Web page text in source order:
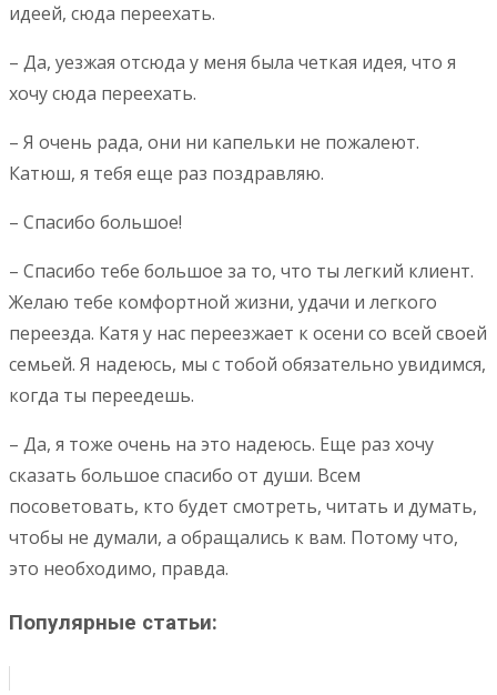
идеей, сюда переехать.
– Да, уезжая отсюда у меня была четкая идея, что я
хочу сюда переехать.
– Я очень рада, они ни капельки не пожалеют.
Катюш, я тебя еще раз поздравляю.
– Спасибо большое!
– Спасибо тебе большое за то, что ты легкий клиент.
Желаю тебе комфортной жизни, удачи и легкого
переезда. Катя у нас переезжает к осени со всей своей
семьей. Я надеюсь, мы с тобой обязательно увидимся,
когда ты переедешь.
– Да, я тоже очень на это надеюсь. Еще раз хочу
сказать большое спасибо от души. Всем
посоветовать, кто будет смотреть, читать и думать,
чтобы не думали, а обращались к вам. Потому что,
это необходимо, правда.
Популярные статьи: